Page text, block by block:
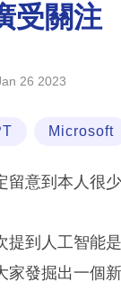
受關注
26 2023
Microsoft
留意到本人很
提到人工智能
家發掘出一個